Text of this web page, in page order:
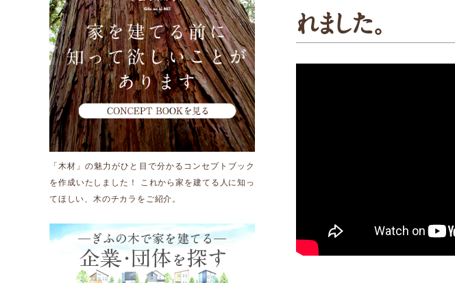
運営団体情報
活動報告
新着情報
補助金・お得情報
モクタウンとは
施工事例
Other
お問い合わせ
れました。
「木材」の魅力がひと目で分かるコンセプトブック
を作成いたしました！ これから家を建てる人に知っ
てほしい、木のチカラをご紹介。